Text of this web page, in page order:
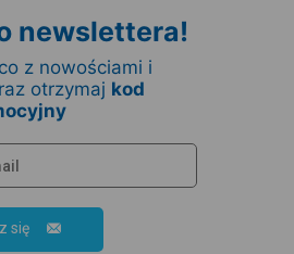
newslettera!
z nowościami i
otrzymaj kod
się